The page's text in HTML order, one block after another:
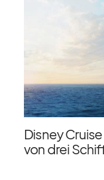
Disney
von drei